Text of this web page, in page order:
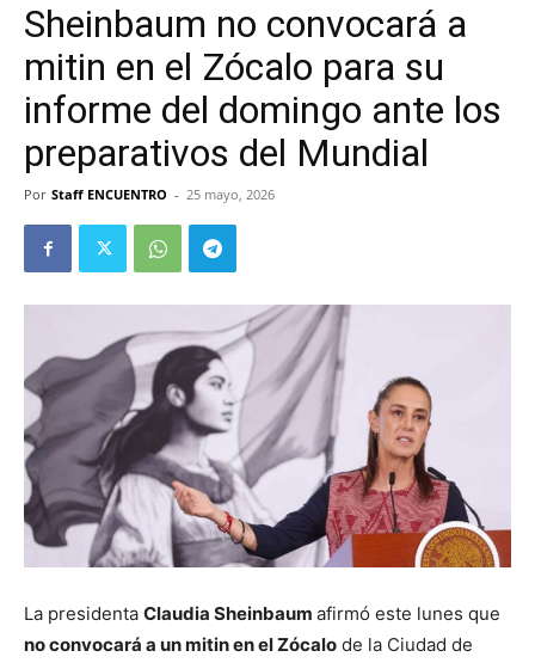
Sheinbaum no convocará a
mitin en el Zócalo para su
informe del domingo ante los
preparativos del Mundial
Por Staff ENCUENTRO - 25 mayo, 2026
La presidenta Claudia Sheinbaum afirmó este lunes que
no convocará a un mitin en el Zócalo de la Ciudad de